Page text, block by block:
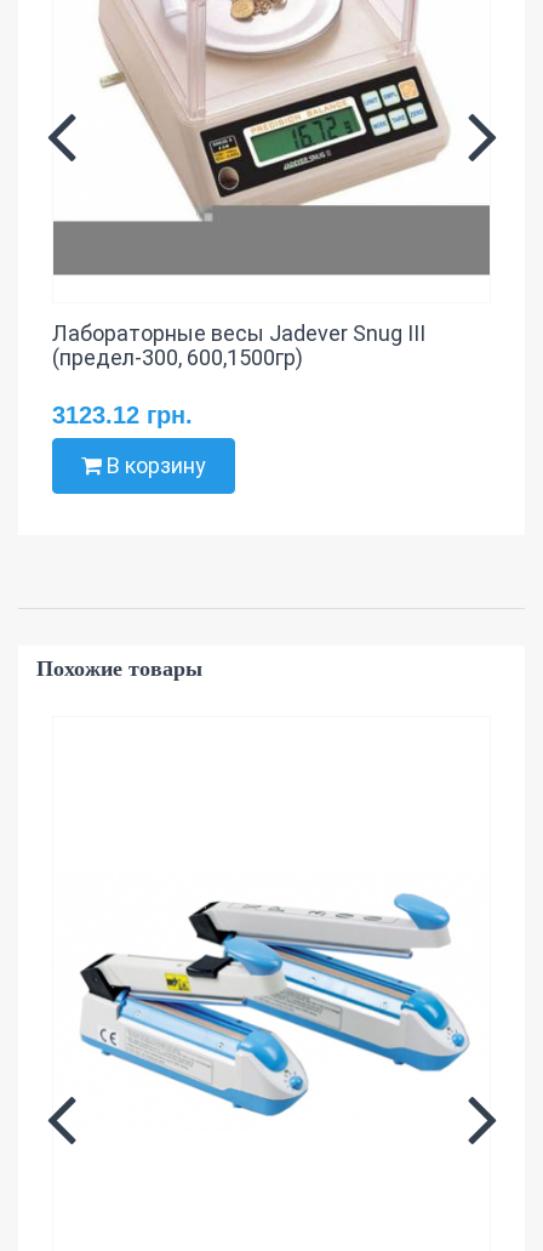
Лабораторные весы Jadever Snug III
(предел-300, 600,1500гр)
3123.12 грн.
В корзину
Похожие товары